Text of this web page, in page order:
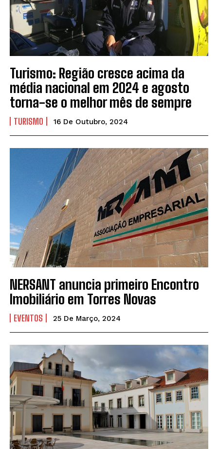
Turismo: Região cresce acima da
média nacional em 2024 e agosto
torna-se o melhor mês de sempre
TURISMO 16 De Outubro, 2024
NERSANT anuncia primeiro Encontro
Imobiliário em Torres Novas
EVENTOS 25 De Março, 2024